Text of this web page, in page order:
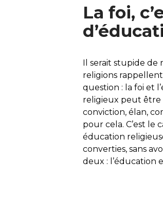
La foi,
Il serait stupide
religions rappellent
question : la foi et
religieux peut être
conviction, élan,
pour cela. C’est le
éducation
converties, sans
deux : l’éducation